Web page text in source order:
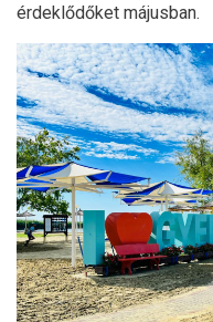
érdeklődőket májusban.